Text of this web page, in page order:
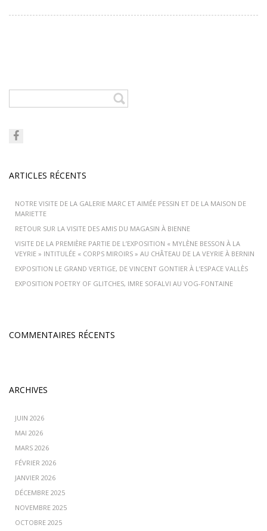
ARTICLES RÉCENTS
NOTRE VISITE DE LA GALERIE MARC ET AIMÉE PESSIN ET DE LA MAISON DE
MARIETTE
RETOUR SUR LA VISITE DES AMIS DU MAGASIN À BIENNE
VISITE DE LA PREMIÈRE PARTIE DE L’EXPOSITION « MYLÈNE BESSON À LA
VEYRIE » INTITULÉE « CORPS MIROIRS » AU CHÂTEAU DE LA VEYRIE À BERNIN
EXPOSITION LE GRAND VERTIGE, DE VINCENT GONTIER À L’ESPACE VALLÈS
EXPOSITION POETRY OF GLITCHES, IMRE SOFALVI AU VOG-FONTAINE
COMMENTAIRES RÉCENTS
ARCHIVES
JUIN 2026
MAI 2026
MARS 2026
FÉVRIER 2026
JANVIER 2026
DÉCEMBRE 2025
NOVEMBRE 2025
OCTOBRE 2025